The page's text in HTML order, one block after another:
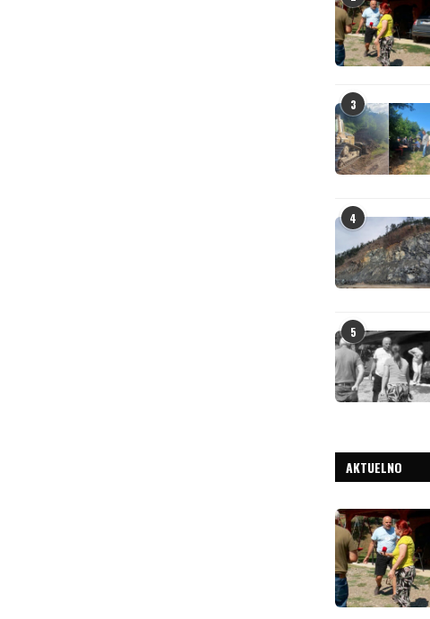
3
4
5
AKTUELNO